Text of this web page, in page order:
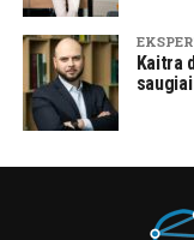
Kaitra